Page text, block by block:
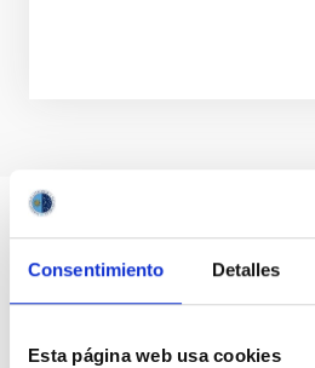
Consentimiento Detalles
Esta página web usa cookies